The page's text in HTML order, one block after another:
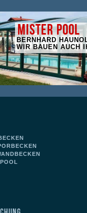
MISTER POOL
BERNHARD
WIR BAUEN AUCH